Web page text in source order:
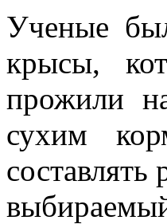
Ученые
крысы,
прожили
сухим